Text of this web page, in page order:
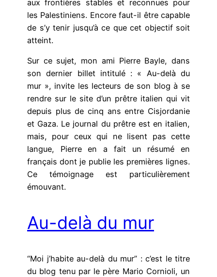
aux frontières stables et reconnues pour
les Palestiniens. Encore faut-il être capable
de s’y tenir jusqu’à ce que cet objectif soit
atteint.
Sur ce sujet, mon ami Pierre Bayle, dans
son dernier billet intitulé : « Au-delà du
mur », invite les lecteurs de son blog à se
rendre sur le site d’un prêtre italien qui vit
depuis plus de cinq ans entre Cisjordanie
et Gaza. Le journal du prêtre est en italien,
mais, pour ceux qui ne lisent pas cette
langue, Pierre en a fait un résumé en
français dont je publie les premières lignes.
Ce témoignage est particulièrement
émouvant.
Au-delà du mur
“Moi j’habite au-delà du mur” : c’est le titre
du blog tenu par le père Mario Cornioli, un